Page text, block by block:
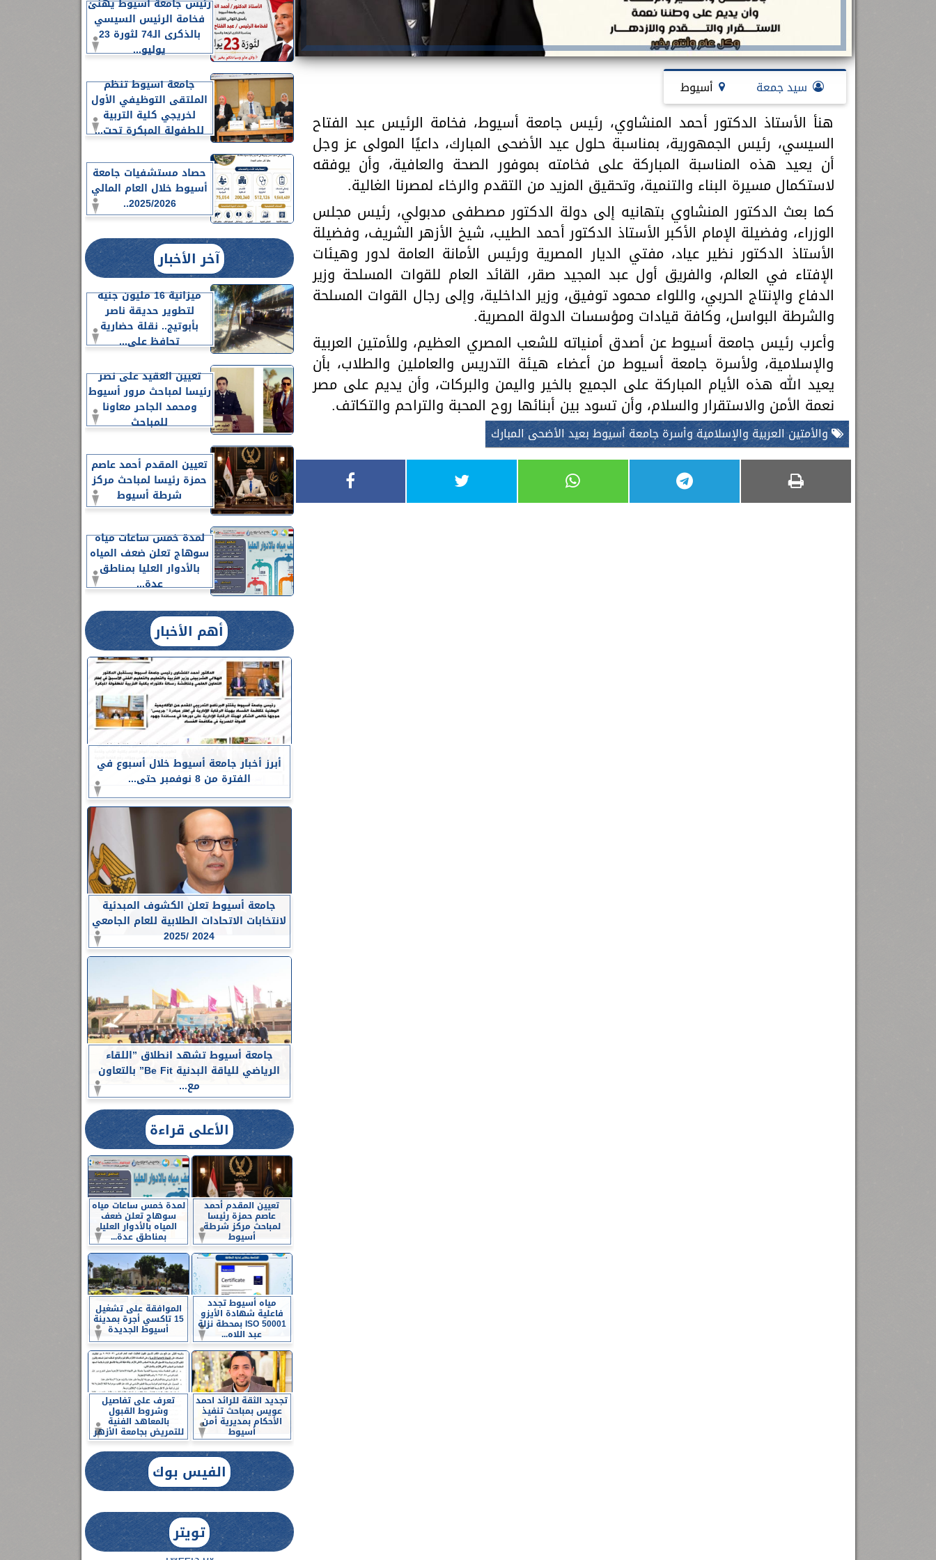
سيد جمعة أسيوط
هنأ الأستاذ الدكتور أحمد المنشاوي، رئيس جامعة أسيوط، فخامة الرئيس عبد الفتاح
السيسي، رئيس الجمهورية، بمناسبة حلول عيد الأضحى المبارك، داعيًا المولى عز وجل
أن يعيد هذه المناسبة المباركة على فخامته بموفور الصحة والعافية، وأن يوفقه
لاستكمال مسيرة البناء والتنمية، وتحقيق المزيد من التقدم والرخاء لمصرنا الغالية.
كما بعث الدكتور المنشاوي بتهانيه إلى دولة الدكتور مصطفى مدبولي، رئيس مجلس
الوزراء، وفضيلة الإمام الأكبر الأستاذ الدكتور أحمد الطيب، شيخ الأزهر الشريف، وفضيلة
الأستاذ الدكتور نظير عياد، مفتي الديار المصرية ورئيس الأمانة العامة لدور وهيئات
الإفتاء في العالم، والفريق أول عبد المجيد صقر، القائد العام للقوات المسلحة وزير
الدفاع والإنتاج الحربي، واللواء محمود توفيق، وزير الداخلية، وإلى رجال القوات المسلحة
والشرطة البواسل، وكافة قيادات ومؤسسات الدولة المصرية.
وأعرب رئيس جامعة أسيوط عن أصدق أمنياته للشعب المصري العظيم، وللأمتين العربية
والإسلامية، ولأسرة جامعة أسيوط من أعضاء هيئة التدريس والعاملين والطلاب، بأن
يعيد الله هذه الأيام المباركة على الجميع بالخير واليمن والبركات، وأن يديم على مصر
نعمة الأمن والاستقرار والسلام، وأن تسود بين أبنائها روح المحبة والتراحم والتكاتف.
والأمتين العربية والإسلامية وأسرة جامعة أسيوط بعيد الأضحى المبارك
رئيس جامعة أسيوط يهنئ
فخامة الرئيس السيسي
بالذكرى الـ74 لثورة 23
يوليو...
جامعة أسيوط تنظم
الملتقى التوظيفي الأول
لخريجي كلية التربية
للطفولة المبكرة تحت...
حصاد مستشفيات جامعة
أسيوط خلال العام المالي
2025/2026..
آخر الأخبار
ميزانية 16 مليون جنيه
لتطوير حديقة ناصر
بأبوتيج.. نقلة حضارية
تحافظ على...
تعيين العقيد على نصر
رئيسا لمباحث مرور أسيوط
ومحمد الجاحر معاونا
للمباحث
تعيين المقدم أحمد عاصم
حمزة رئيسا لمباحث مركز
شرطة أسيوط
لمدة خمس ساعات مياه
سوهاج تعلن ضعف المياه
بالأدوار العليا بمناطق
عدة...
أهم الأخبار
أبرز أخبار جامعة أسيوط خلال أسبوع في
الفترة من 8 نوفمبر حتى...
جامعة أسيوط تعلن الكشوف المبدئية
لانتخابات الاتحادات الطلابية للعام الجامعي
2024 /2025
جامعة أسيوط تشهد انطلاق ”اللقاء
الرياضي للياقة البدنية Be Fit” بالتعاون
مع...
الأعلى قراءة
تعيين المقدم أحمد
عاصم حمزة رئيسا
لمباحث مركز شرطة
أسيوط
لمدة خمس ساعات مياه
سوهاج تعلن ضعف
المياه بالأدوار العليا
بمناطق عدة...
مياه أسيوط تجدد
فاعلية شهادة الأيزو
ISO 50001 بمحطة نزلة
عبد اللاه...
الموافقة على تشغيل
15 تاكسي أجرة بمدينة
أسيوط الجديدة
تجديد الثقة للرائد احمد
عويس بمباحث تنفيذ
الأحكام بمديرية أمن
أسيوط
تعرف على تفاصيل
وشروط القبول
بالمعاهد الفنية
للتمريض بجامعة الأزهر
الفيس بوك
تويتر